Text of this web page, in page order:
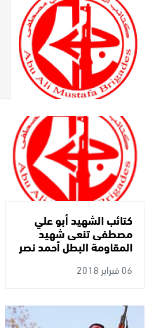
كتائب الشهيد أبو علي
مصطفى تنعى شهيد
المقاومة البطل أحمد نصر
06 فبراير 2018